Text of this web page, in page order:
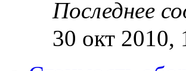
Последнее
30 окт 2010,